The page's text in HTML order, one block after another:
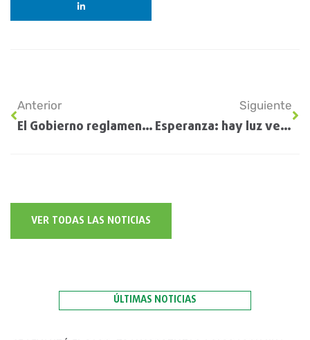
Anterior
El Gobierno reglamentó el dólar soja: cómo funciona la tercera edición
Siguiente
Esperanza: hay luz verde para las lluvias en el trimestre abril-junio
VER TODAS LAS NOTICIAS
ÚLTIMAS NOTICIAS